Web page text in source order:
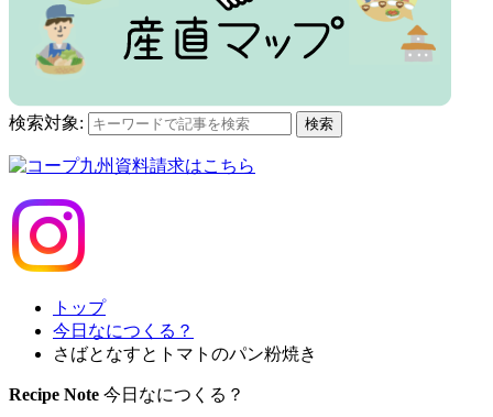
検索対象: 検索
トップ
今日なにつくる？
さばとなすとトマトのパン粉焼き
Recipe Note 今日なにつくる？